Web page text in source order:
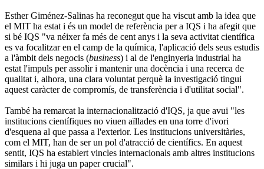
Esther Giménez-Salinas ha reconegut que ha viscut amb la idea que
el MIT ha estat i és un model de referència per a IQS i ha afegit que
si bé IQS "va néixer fa més de cent anys i la seva activitat científica
es va focalitzar en el camp de la química, l'aplicació dels seus estudis
a l'àmbit dels negocis (business) i al de l'enginyeria industrial ha
estat l'impuls per assolir i mantenir una docència i una recerca de
qualitat i, alhora, una clara voluntat perquè la investigació tingui
aquest caràcter de compromís, de transferència i d'utilitat social".
També ha remarcat la internacionalització d'IQS, ja que avui "les
institucions científiques no viuen aïllades en una torre d'ivori
d'esquena al que passa a l'exterior. Les institucions universitàries,
com el MIT, han de ser un pol d'atracció de científics. En aquest
sentit, IQS ha establert vincles internacionals amb altres institucions
similars i hi juga un paper crucial".